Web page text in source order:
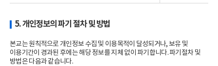
5. 개인정보의 파기 절차 및 방법
본교는 원칙적으로 개인정보 수집 및 이용목적이 달성되거나, 보유 및
이용기간이 경과된 후에는 해당 정보를 지체 없이 파기합니다. 파기절차 및
방법은 다음과 같습니다.